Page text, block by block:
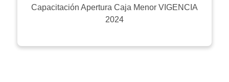
Capacitación Apertura Caja Menor VIGENCIA
2024